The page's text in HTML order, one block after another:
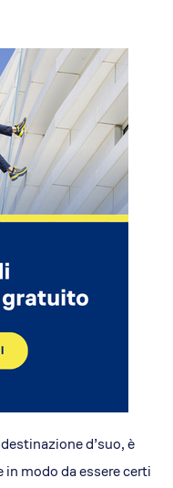
d’suo, è
modo da essere certi